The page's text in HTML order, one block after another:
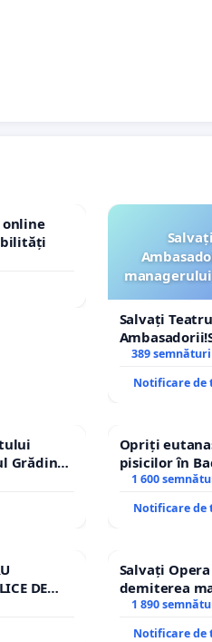
Salvați
389 semnături
Notificare de
Grădina
Opriți
pisicilor în
1 600
Notificare de
DE
Salvați
demiterea
Petrean
1 890
Notificare de